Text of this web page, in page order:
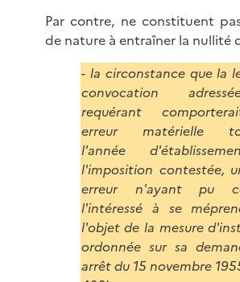
Par contre, ne constituent
de nature à entraîner la nullité
- la circonstance que la
convocation
requérant
erreur matérielle
l'année
l'imposition contestée,
erreur n'ayant pu
l'intéressé à se
l'objet de la mesure
ordonnée sur sa
arrêt du 15 novembre